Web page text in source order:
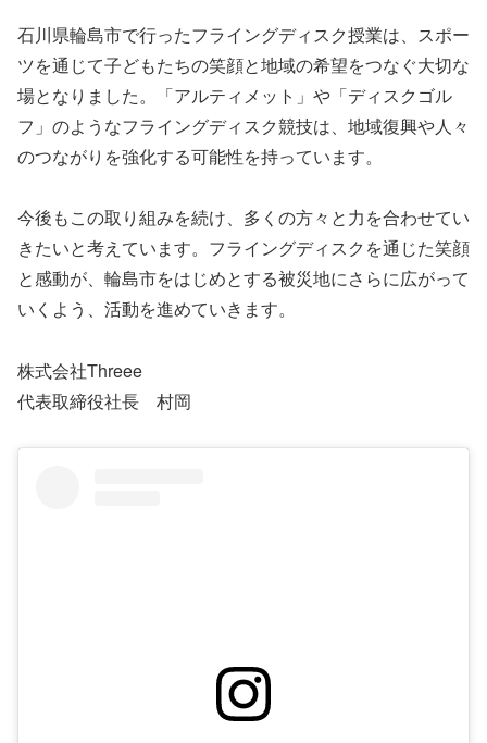
石川県輪島市で行ったフライングディスク授業は、スポー
ツを通じて子どもたちの笑顔と地域の希望をつなぐ大切な
場となりました。「アルティメット」や「ディスクゴル
フ」のようなフライングディスク競技は、地域復興や人々
のつながりを強化する可能性を持っています。
今後もこの取り組みを続け、多くの方々と力を合わせてい
きたいと考えています。フライングディスクを通じた笑顔
と感動が、輪島市をはじめとする被災地にさらに広がって
いくよう、活動を進めていきます。
株式会社Threee
代表取締役社長 村岡